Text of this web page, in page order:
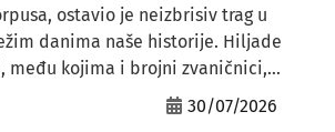
ostavio je neizbrisiv trag u
danima naše historije. Hiljade
među kojima i brojni zvaničnici,...
30/07/2026